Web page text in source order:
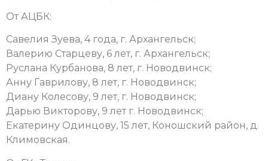
От АЦБК:
Савелия Зуева, 4 года, г. Архангельск;
Валерию Старцеву, 6 лет, г. Архангельск;
Руслана Курбанова, 8 лет, г. Новодвинск;
Анну Гаврилову, 8 лет, г. Новодвинск;
Диану Колесову, 9 лет, г. Новодвинск;
Дарью Викторову, 9 лет г. Новодвинск;
Екатерину Одинцову, 15 лет, Коношский район, д.
Климовская.